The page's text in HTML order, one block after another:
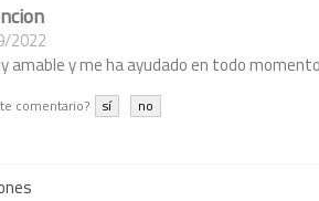
2022
amable y me ha ayudado en todo
comentario? sí
no